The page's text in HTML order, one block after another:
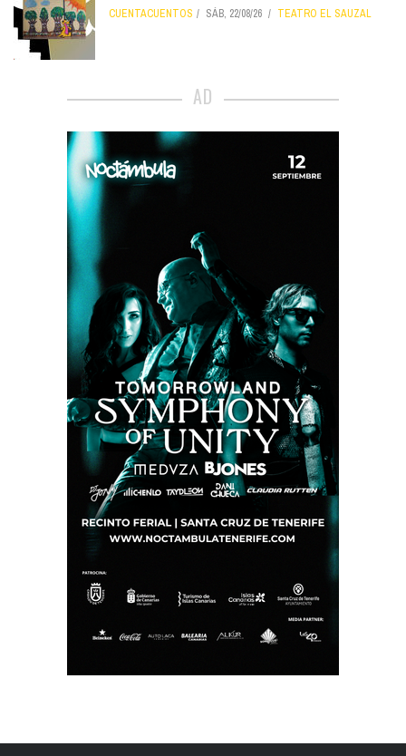
CUENTACUENTOS SÁB, 22/08/26 TEATRO EL SAUZAL
AD